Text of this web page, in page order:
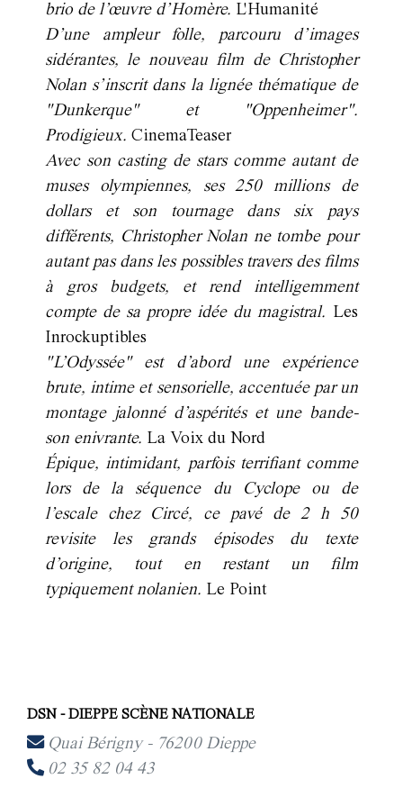
brio de l’œuvre d’Homère. L'Humanité
D’une ampleur folle, parcouru d’images
sidérantes, le nouveau film de Christopher
Nolan s’inscrit dans la lignée thématique de
"Dunkerque" et "Oppenheimer".
Prodigieux. CinemaTeaser
Avec son casting de stars comme autant de
muses olympiennes, ses 250 millions de
dollars et son tournage dans six pays
différents, Christopher Nolan ne tombe pour
autant pas dans les possibles travers des films
à gros budgets, et rend intelligemment
compte de sa propre idée du magistral. Les
Inrockuptibles
"L’Odyssée" est d’abord une expérience
brute, intime et sensorielle, accentuée par un
montage jalonné d’aspérités et une bande-
son enivrante. La Voix du Nord
Épique, intimidant, parfois terrifiant comme
lors de la séquence du Cyclope ou de
l’escale chez Circé, ce pavé de 2 h 50
revisite les grands épisodes du texte
d’origine, tout en restant un film
typiquement nolanien. Le Point
DSN - DIEPPE SCÈNE NATIONALE
Quai Bérigny - 76200 Dieppe
02 35 82 04 43